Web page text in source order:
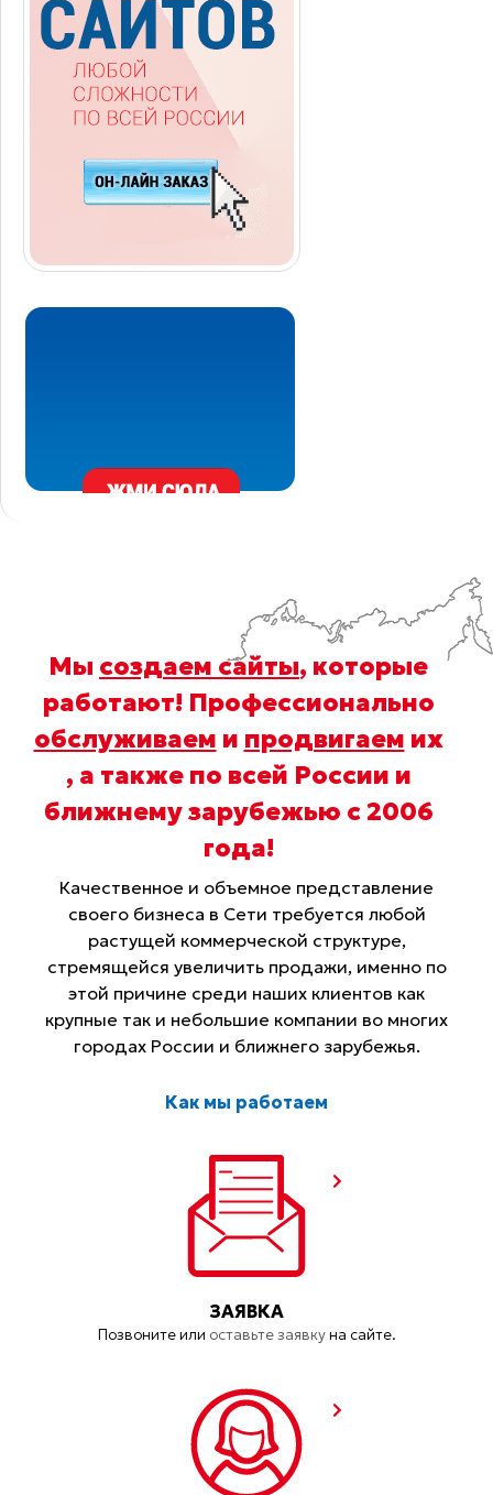
Мы создаем сайты, которые
работают! Профессионально
обслуживаем и продвигаем их
, а также по всей России и
ближнему зарубежью с 2006
года!
Качественное и объемное представление
своего бизнеса в Сети требуется любой
растущей коммерческой структуре,
стремящейся увеличить продажи, именно по
этой причине среди наших клиентов как
крупные так и небольшие компании во многих
городах России и ближнего зарубежья.
Как мы работаем
ЗАЯВКА
Позвоните или оставьте заявкуна сайте.